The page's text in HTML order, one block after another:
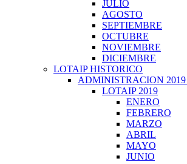
JULIO
AGOSTO
SEPTIEMBRE
OCTUBRE
NOVIEMBRE
DICIEMBRE
LOTAIP HISTORICO
ADMINISTRACION 2019
LOTAIP 2019
ENERO
FEBRERO
MARZO
ABRIL
MAYO
JUNIO